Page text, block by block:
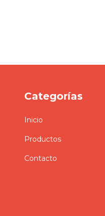
Categorías
Inicio
Productos
Contacto